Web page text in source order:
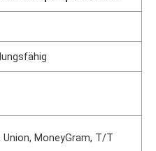
Union, MoneyGram, T/T